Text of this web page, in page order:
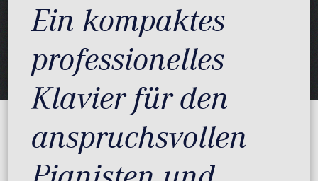
Ein kompaktes
professionelles
Klavier für den
anspruchsvollen